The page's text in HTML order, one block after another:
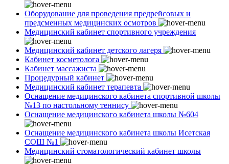
Оборудование для проведения предрейсовых и
предсменных медицинских осмотров
Медицинский кабинет спортивного учреждения
Медицинский кабинет детского лагеря
Кабинет косметолога
Кабинет массажиста
Процедурный кабинет
Медицинский кабинет терапевта
Оснащение медицинского кабинета спортивной школы
№13 по настольному теннису
Оснащение медицинского кабинета школы №604
Оснащение медицинского кабинета школы Исетская
СОШ №1
Медицинский стоматологический кабинет школы